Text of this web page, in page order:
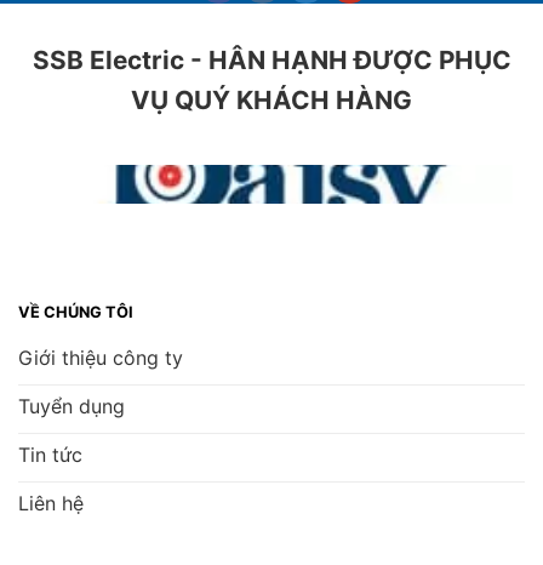
SSB Electric - HÂN HẠNH ĐƯỢC PHỤC
VỤ QUÝ KHÁCH HÀNG
VỀ CHÚNG TÔI
Giới thiệu công ty
Tuyển dụng
Tin tức
Liên hệ